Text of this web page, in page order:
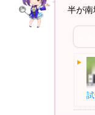
半が南